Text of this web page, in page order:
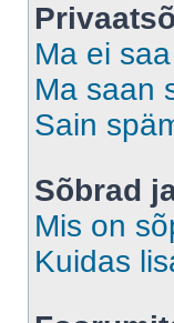
Ma ei
Ma saan
Sain
Sõbrad
Mis on
Kuidas